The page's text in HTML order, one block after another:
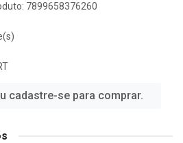
7899658376260
cadastre-se para comprar.